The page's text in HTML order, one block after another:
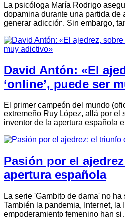
La psicóloga María Rodrigo
dopamina durante una partida de
generar adicción. Sin embargo,
David Antón: «El
‘online’, puede ser
El primer campeón del mundo
extremeño Ruy López, allá por el
inventor de la apertura española
Pasión por el
apertura española
La serie 'Gambito de dama' no
También la pandemia, Internet, la
empoderamiento femenino han